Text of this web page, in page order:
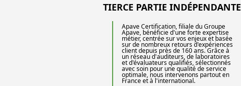
TIERCE PARTIE INDÉPENDANTE
Apave Certification, filiale du Groupe
Apave, bénéficie d'une forte expertise
métier, centrée sur vos enjeux et basée
sur de nombreux retours d'expériences
client depuis près de 160 ans. Grâce à
un réseau d'auditeurs, de laboratoires
et d'évaluateurs qualifiés, sélectionnés
avec soin pour une qualité de service
optimale, nous intervenons partout en
France et à l'international.